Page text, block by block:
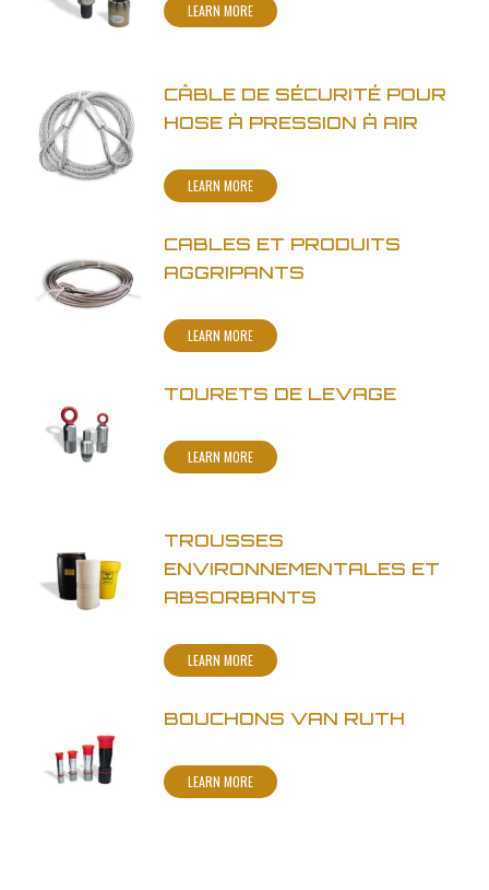
LEARN MORE
CÂBLE DE SÉCURITÉ POUR
HOSE À PRESSION À AIR
LEARN MORE
CABLES ET PRODUITS
AGGRIPANTS
LEARN MORE
TOURETS DE LEVAGE
LEARN MORE
TROUSSES
ENVIRONNEMENTALES ET
ABSORBANTS
LEARN MORE
BOUCHONS VAN RUTH
LEARN MORE